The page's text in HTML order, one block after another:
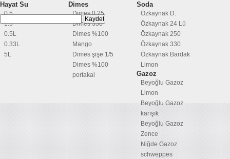
Hayat Su
0.5
1.5
0.5L
0.33L
5L
Dimes
Dimes 0,25
Dimes 330
Dimes %100
Mango
Dimes şişe 1/5
Dimes %100
portakal
Soda
Özkaynak D.
Özkaynak 24 Lü
Özkaynak 250
Özkaynak 330
Özkaynak Bardak
Limon
Gazoz
Beyoğlu Gazoz
Limon
Beyoğlu Gazoz
karışık
Beyoğlu Gazoz
Zence
Niğde Gazoz
schweppes